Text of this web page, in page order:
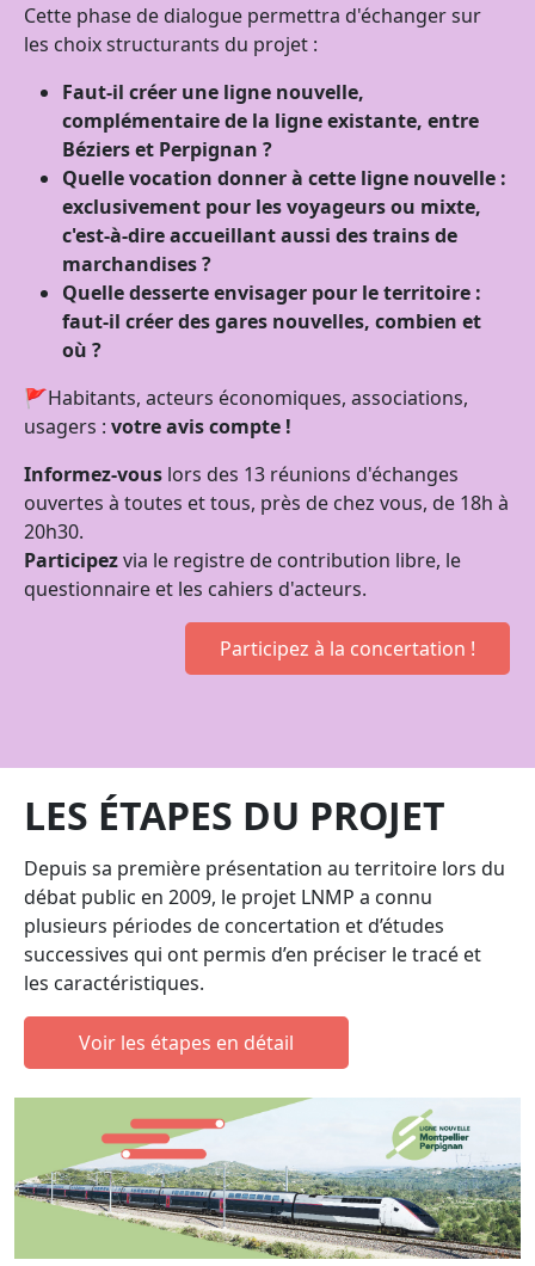
Cette phase de dialogue permettra d'échanger sur
les choix structurants du projet :
Faut-il créer une ligne nouvelle,
complémentaire de la ligne existante, entre
Béziers et Perpignan ?
Quelle vocation donner à cette ligne nouvelle :
exclusivement pour les voyageurs ou mixte,
c'est-à-dire accueillant aussi des trains de
marchandises ?
Quelle desserte envisager pour le territoire :
faut-il créer des gares nouvelles, combien et
où ?
🚩Habitants, acteurs économiques, associations,
usagers : votre avis compte !
Informez-vous lors des 13 réunions d'échanges
ouvertes à toutes et tous, près de chez vous, de 18h à
20h30.
Participezvia le registre de contribution libre, le
questionnaire et les cahiers d'acteurs.
Participez à la concertation !
LES ÉTAPES DU PROJET
Depuis sa première présentation au territoire lors du
débat public en 2009, le projet LNMP a connu
plusieurs périodes de concertation et d’études
successives qui ont permis d’en préciser le tracé et
les caractéristiques.
Voir les étapes en détail